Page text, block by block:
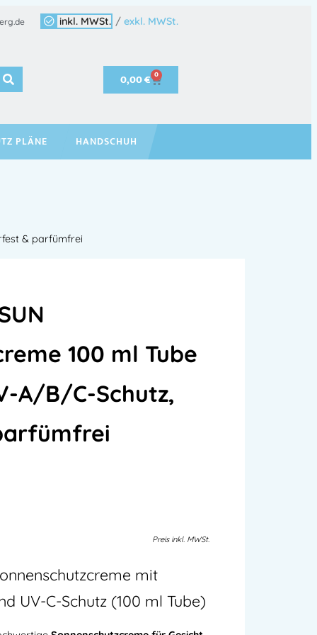
inkl. MWSt. / exkl. MWSt.
0,00€ 0
PLÄNE HANDSCHUH
& parfümfrei
100 ml Tube
A/B/C-Schutz,
Preis inkl. MWSt.
mit
UV-C-Schutz (100 ml Tube)